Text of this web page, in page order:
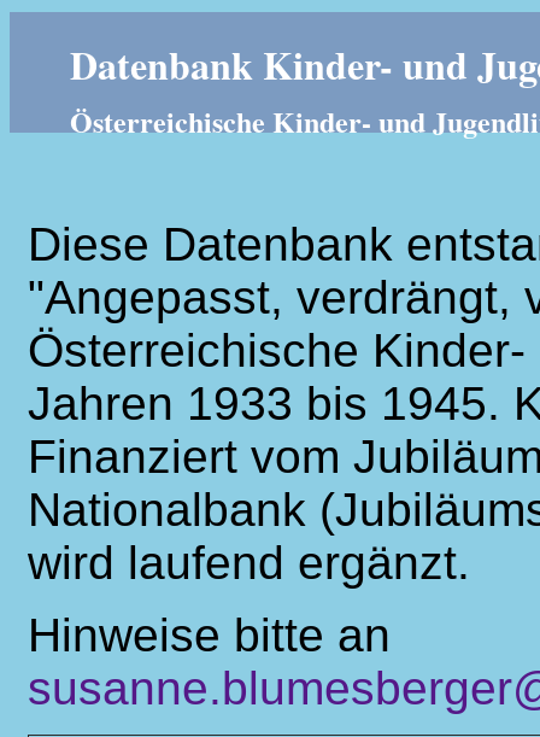
Datenbank Kinder- und
Österreichische Kinder- und
Diese Datenbank
"Angepasst, verdrängt,
Österreichische
Jahren 1933 bis 1945.
Finanziert vom
Nationalbank
wird laufend ergänzt.
Hinweise bitte an